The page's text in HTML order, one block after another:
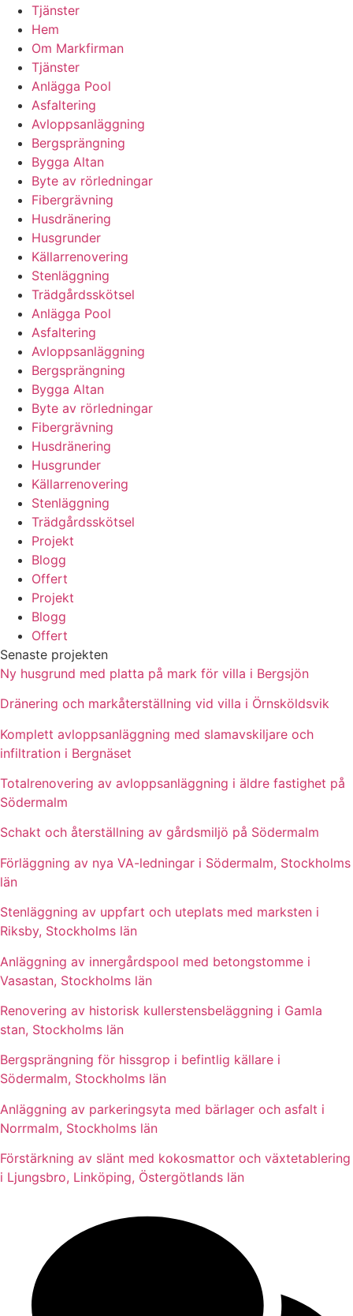
Tjänster
Hem
Om Markfirman
Tjänster
Anlägga Pool
Asfaltering
Avloppsanläggning
Bergsprängning
Bygga Altan
Byte av rörledningar
Fibergrävning
Husdränering
Husgrunder
Källarrenovering
Stenläggning
Trädgårdsskötsel
Anlägga Pool
Asfaltering
Avloppsanläggning
Bergsprängning
Bygga Altan
Byte av rörledningar
Fibergrävning
Husdränering
Husgrunder
Källarrenovering
Stenläggning
Trädgårdsskötsel
Projekt
Blogg
Offert
Projekt
Blogg
Offert
Senaste projekten
Ny husgrund med platta på mark för villa i Bergsjön
Dränering och markåterställning vid villa i Örnsköldsvik
Komplett avloppsanläggning med slamavskiljare och
infiltration i Bergnäset
Totalrenovering av avloppsanläggning i äldre fastighet på
Södermalm
Schakt och återställning av gårdsmiljö på Södermalm
Förläggning av nya VA-ledningar i Södermalm, Stockholms
län
Stenläggning av uppfart och uteplats med marksten i
Riksby, Stockholms län
Anläggning av innergårdspool med betongstomme i
Vasastan, Stockholms län
Renovering av historisk kullerstensbeläggning i Gamla
stan, Stockholms län
Bergsprängning för hissgrop i befintlig källare i
Södermalm, Stockholms län
Anläggning av parkeringsyta med bärlager och asfalt i
Norrmalm, Stockholms län
Förstärkning av slänt med kokosmattor och växtetablering
i Ljungsbro, Linköping, Östergötlands län